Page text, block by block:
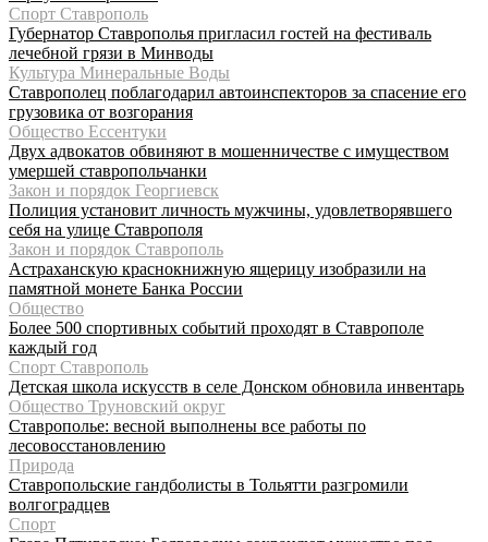
Спорт Ставрополь
Губернатор Ставрополья пригласил гостей на фестиваль
лечебной грязи в Минводы
Культура Минеральные Воды
Ставрополец поблагодарил автоинспекторов за спасение его
грузовика от возгорания
Общество Ессентуки
Двух адвокатов обвиняют в мошенничестве с имуществом
умершей ставропольчанки
Закон и порядок Георгиевск
Полиция установит личность мужчины, удовлетворявшего
себя на улице Ставрополя
Закон и порядок Ставрополь
Астраханскую краснокнижную ящерицу изобразили на
памятной монете Банка России
Общество
Более 500 спортивных событий проходят в Ставрополе
каждый год
Спорт Ставрополь
Детская школа искусств в селе Донском обновила инвентарь
Общество Труновский округ
Ставрополье: весной выполнены все работы по
лесовосстановлению
Природа
Ставропольские гандболисты в Тольятти разгромили
волгоградцев
Спорт